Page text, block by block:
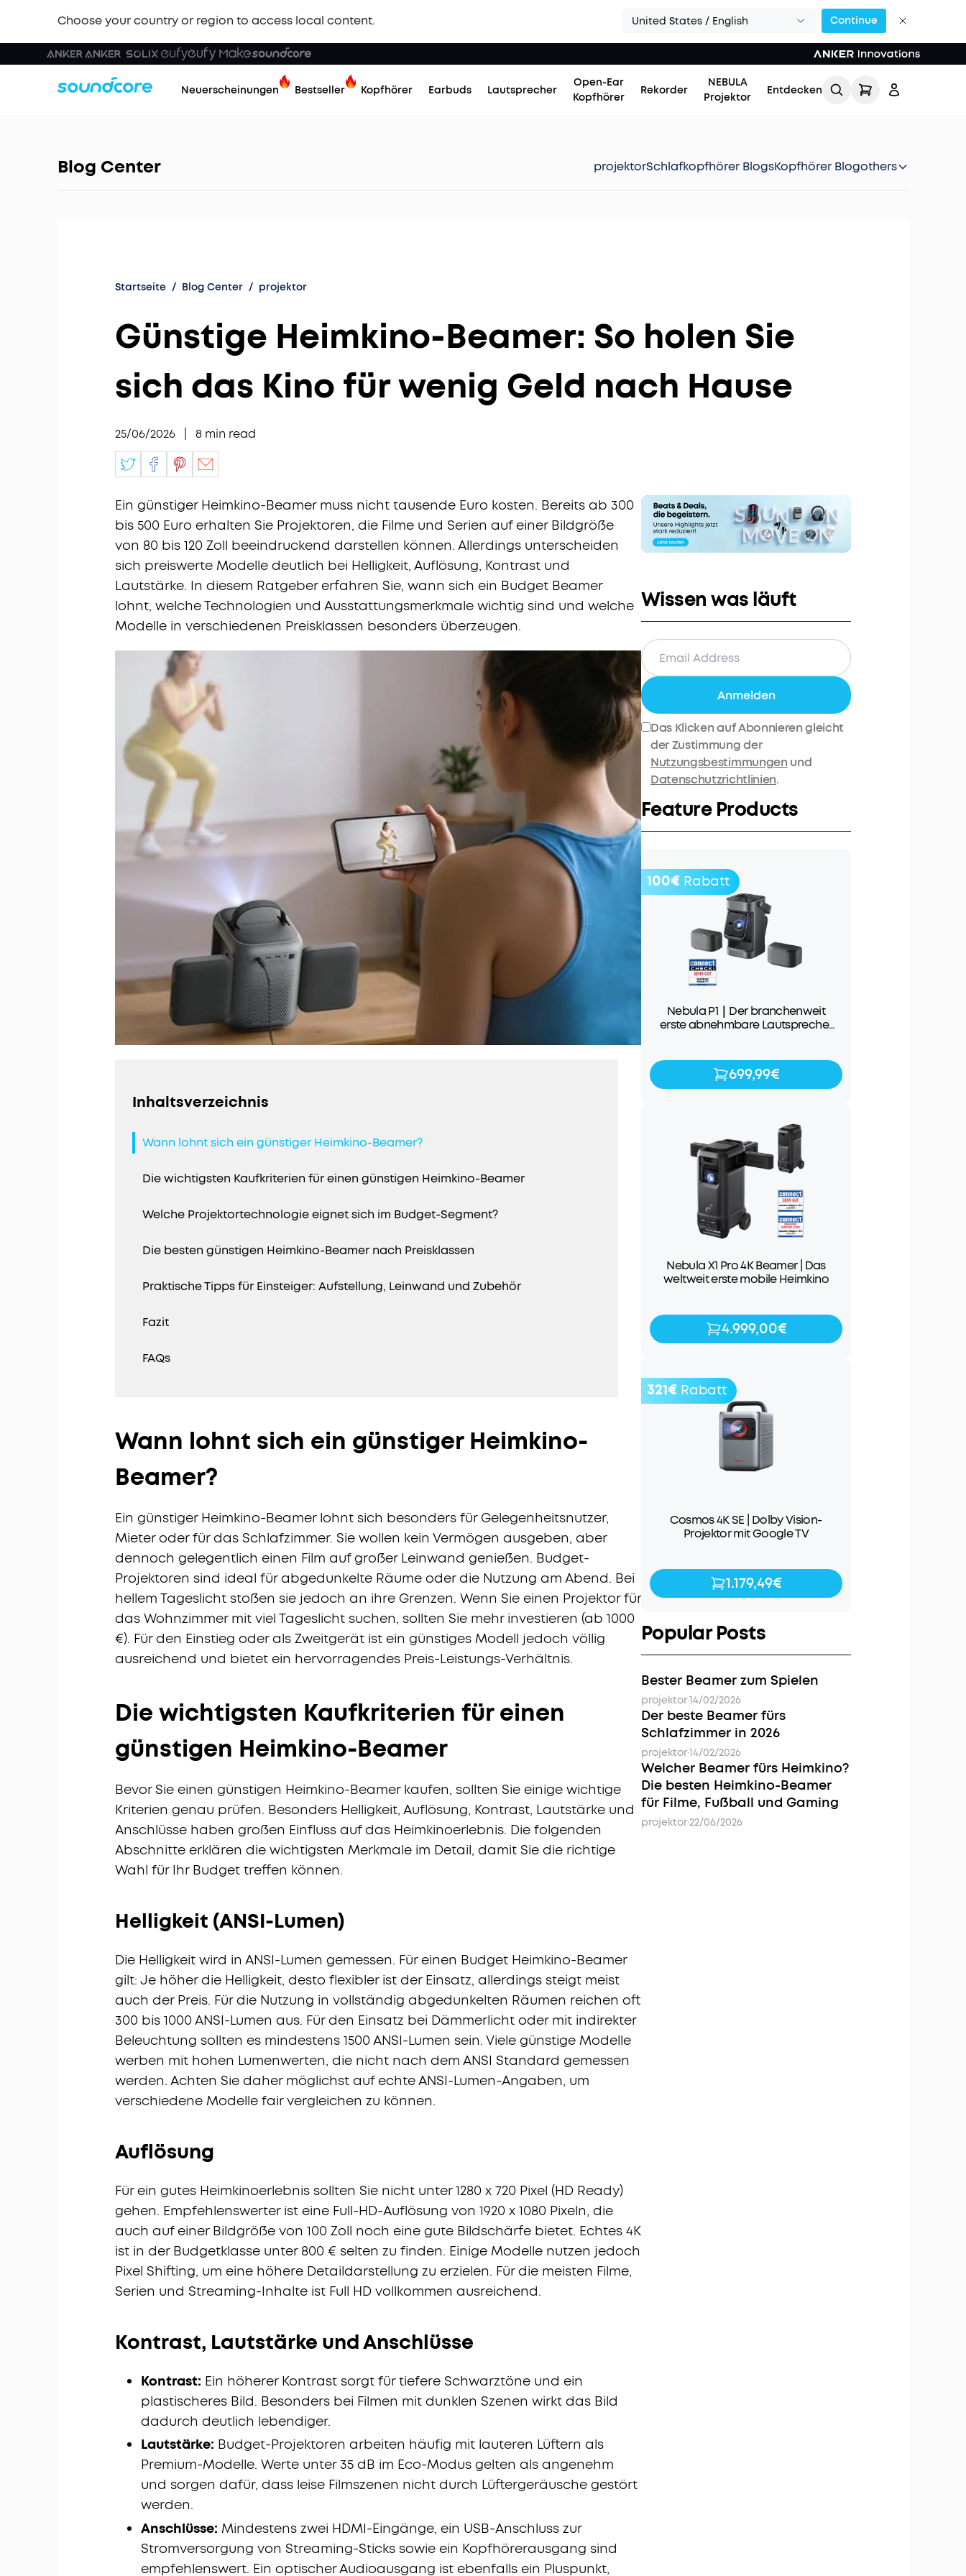
Choose your country or region to access local content. United States / English Continue
Neuerscheinungen Bestseller Kopfhörer Earbuds Lautsprecher
Open-Ear
Kopfhörer
Rekorder
NEBULA
Projektor
Entdecken
bis zu 80€ pro Empfehlung
Blog Center projektorSchlafkopfhörer BlogsKopfhörer Blogothers
Startseite / Blog Center / projektor
Günstige Heimkino-Beamer: So holen Sie
sich das Kino für wenig Geld nach Hause
25/06/2026 8 min read
Ein günstiger Heimkino-Beamer muss nicht tausende Euro kosten. Bereits ab 300
bis 500 Euro erhalten Sie Projektoren, die Filme und Serien auf einer Bildgröße
von 80 bis 120 Zoll beeindruckend darstellen können. Allerdings unterscheiden
sich preiswerte Modelle deutlich bei Helligkeit, Auflösung, Kontrast und
Lautstärke. In diesem Ratgeber erfahren Sie, wann sich ein Budget Beamer
lohnt, welche Technologien und Ausstattungsmerkmale wichtig sind und welche
Modelle in verschiedenen Preisklassen besonders überzeugen.
Inhaltsverzeichnis
Wann lohnt sich ein günstiger Heimkino-Beamer?
Die wichtigsten Kaufkriterien für einen günstigen Heimkino-Beamer
Welche Projektortechnologie eignet sich im Budget-Segment?
Die besten günstigen Heimkino-Beamer nach Preisklassen
Praktische Tipps für Einsteiger: Aufstellung, Leinwand und Zubehör
Fazit
FAQs
Wann lohnt sich ein günstiger Heimkino-
Beamer?
Ein günstiger Heimkino-Beamer lohnt sich besonders für Gelegenheitsnutzer,
Mieter oder für das Schlafzimmer. Sie wollen kein Vermögen ausgeben, aber
dennoch gelegentlich einen Film auf großer Leinwand genießen. Budget-
Projektoren sind ideal für abgedunkelte Räume oder die Nutzung am Abend. Bei
hellem Tageslicht stoßen sie jedoch an ihre Grenzen. Wenn Sie einen Projektor für
das Wohnzimmer mit viel Tageslicht suchen, sollten Sie mehr investieren (ab 1000
€). Für den Einstieg oder als Zweitgerät ist ein günstiges Modell jedoch völlig
ausreichend und bietet ein hervorragendes Preis-Leistungs-Verhältnis.
Die wichtigsten Kaufkriterien für einen
günstigen Heimkino-Beamer
Bevor Sie einen günstigen Heimkino-Beamer kaufen, sollten Sie einige wichtige
Kriterien genau prüfen. Besonders Helligkeit, Auflösung, Kontrast, Lautstärke und
Anschlüsse haben großen Einfluss auf das Heimkinoerlebnis. Die folgenden
Abschnitte erklären die wichtigsten Merkmale im Detail, damit Sie die richtige
Wahl für Ihr Budget treffen können.
Helligkeit (ANSI-Lumen)
Die Helligkeit wird in ANSI-Lumen gemessen. Für einen Budget Heimkino-Beamer
gilt: Je höher die Helligkeit, desto flexibler ist der Einsatz, allerdings steigt meist
auch der Preis. Für die Nutzung in vollständig abgedunkelten Räumen reichen oft
300 bis 1000 ANSI-Lumen aus. Für den Einsatz bei Dämmerlicht oder mit indirekter
Beleuchtung sollten es mindestens 1500 ANSI-Lumen sein. Viele günstige Modelle
werben mit hohen Lumenwerten, die nicht nach dem ANSI Standard gemessen
werden. Achten Sie daher möglichst auf echte ANSI-Lumen-Angaben, um
verschiedene Modelle fair vergleichen zu können.
Auflösung
Für ein gutes Heimkinoerlebnis sollten Sie nicht unter 1280 x 720 Pixel (HD Ready)
gehen. Empfehlenswerter ist eine Full-HD-Auflösung von 1920 x 1080 Pixeln, die
auch auf einer Bildgröße von 100 Zoll noch eine gute Bildschärfe bietet. Echtes 4K
ist in der Budgetklasse unter 800 € selten zu finden. Einige Modelle nutzen jedoch
Pixel Shifting, um eine höhere Detaildarstellung zu erzielen. Für die meisten Filme,
Serien und Streaming-Inhalte ist Full HD vollkommen ausreichend.
Kontrast, Lautstärke und Anschlüsse
Kontrast: Ein höherer Kontrast sorgt für tiefere Schwarztöne und ein
plastischeres Bild. Besonders bei Filmen mit dunklen Szenen wirkt das Bild
dadurch deutlich lebendiger.
Lautstärke: Budget-Projektoren arbeiten häufig mit lauteren Lüftern als
Premium-Modelle. Werte unter 35 dB im Eco-Modus gelten als angenehm
und sorgen dafür, dass leise Filmszenen nicht durch Lüftergeräusche gestört
werden.
Anschlüsse: Mindestens zwei HDMI-Eingänge, ein USB-Anschluss zur
Stromversorgung von Streaming-Sticks sowie ein Kopfhörerausgang sind
empfehlenswert. Ein optischer Audioausgang ist ebenfalls ein Pluspunkt,
Wissen was läuft
Anmelden
Das Klicken auf Abonnieren gleicht
der Zustimmung der
Nutzungsbestimmungen und
Datenschutzrichtlinien.
Feature Products
100€ Rabatt
Nebula P1｜Der branchenweit
erste abnehmbare Lautsprecher
699,99€799,99€
699,99€
Nebula X1 Pro 4K Beamer | Das
weltweit erste mobile Heimkino
4.999,00€
4.999,00€
321€ Rabatt
Cosmos 4K SE | Dolby Vision-
Projektor mit Google TV
1.179,49€1.499,99€
1.179,49€
Popular Posts
Bester Beamer zum Spielen
projektor·14/02/2026
Der beste Beamer fürs
Schlafzimmer in 2026
projektor·14/02/2026
Welcher Beamer fürs Heimkino?
Die besten Heimkino-Beamer
für Filme, Fußball und Gaming
projektor·22/06/2026